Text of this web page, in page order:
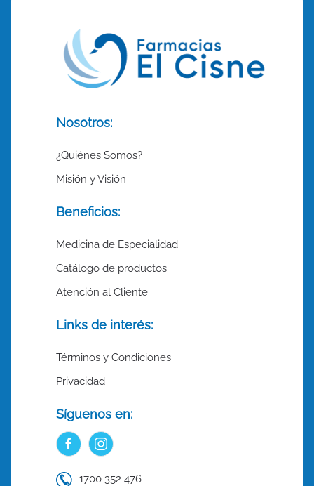
Nosotros:
¿Quiénes Somos?
Misión y Visión
Beneficios:
Medicina de Especialidad
Catálogo de productos
Atención al Cliente
Links de interés:
Términos y Condiciones
Privacidad
Síguenos en:
1700 352 476